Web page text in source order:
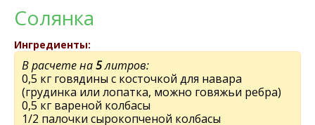
Солянка
Ингредиенты:
В расчете на5литров:
0,5 кг говядины с косточкой для навара
(грудинка или лопатка, можно говяжьи ребра)
0,5 кг вареной колбасы
1/2 палочки сырокопченой колбасы